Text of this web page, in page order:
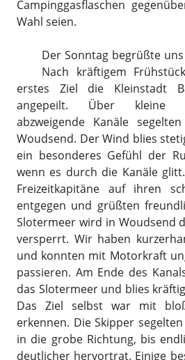
Campinggasflaschen
Wahl seien.
Der Sonntag begrüßte
Nach kräftigem
erstes Ziel die Kleinstadt
angepeilt. Über kleine
abzweigende Kanäle
Woudsend. Der Wind blies
ein besonderes Gefühl der
wenn es durch die Kanäle
Freizeitkapitäne auf ihren
entgegen und grüßten
Slotermeer wird in Woudsend
versperrt. Wir haben
und konnten mit Motorkraft
passieren. Am Ende des
das Slotermeer und blies
Das Ziel selbst war mit
erkennen. Die Skipper
in die grobe Richtung, bis
deutlicher hervortrat. Einige